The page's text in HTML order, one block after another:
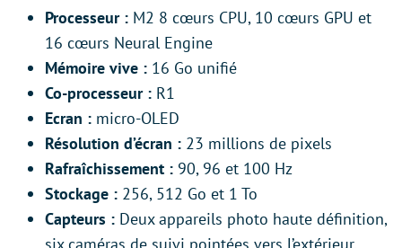
Processeur : M2 8 cœurs CPU, 10 cœurs GPU et
16 cœurs Neural Engine
Mémoire vive : 16 Go unifié
Co-processeur : R1
Ecran : micro-OLED
Résolution d’écran : 23 millions de pixels
Rafraîchissement : 90, 96 et 100 Hz
Stockage : 256, 512 Go et 1 To
Capteurs : Deux appareils photo haute définition,